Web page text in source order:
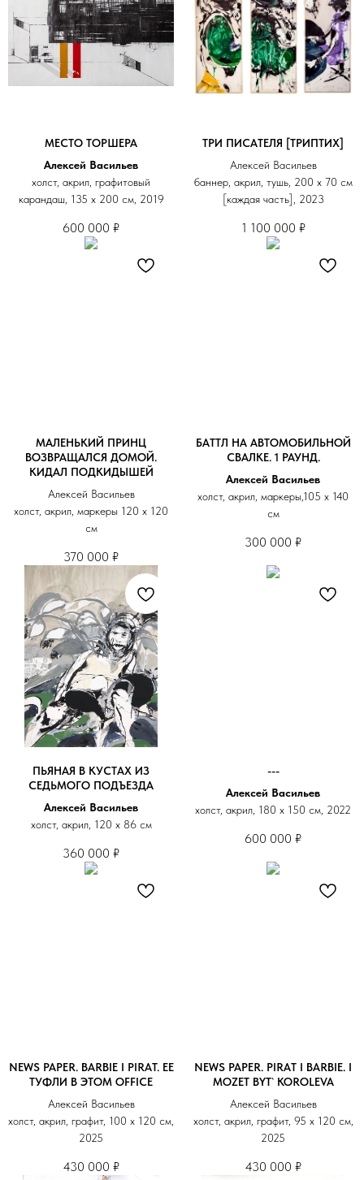
МЕСТО ТОРШЕРА
Алексей Васильев
холст, акрил, графитовый
карандаш, 135 х 200 см, 2019
600 000 ₽
ТРИ ПИСАТЕЛЯ [ТРИПТИХ]
Алексей Васильев
баннер, акрил, тушь, 200 х 70 см
[каждая часть], 2023
1 100 000 ₽
МАЛЕНЬКИЙ ПРИНЦ
ВОЗВРАЩАЛСЯ ДОМОЙ.
КИДАЛ ПОДКИДЫШЕЙ
Алексей Васильев
холст, акрил, маркеры 120 х 120
см
370 000 ₽
БАТТЛ НА АВТОМОБИЛЬНОЙ
СВАЛКЕ. 1 РАУНД.
Алексей Васильев
холст, акрил, маркеры,105 х 140
см
300 000 ₽
ПЬЯНАЯ В КУСТАХ ИЗ
СЕДЬМОГО ПОДЪЕЗДА
Алексей Васильев
холст, акрил, 120 х 86 см
360 000 ₽
---
Алексей Васильев
холст, акрил, 180 х 150 см, 2022
600 000 ₽
NEWS PAPER. BARBIE I PIRAT. ЕЕ
ТУФЛИ В ЭТОМ OFFICE
Алексей Васильев
холст, акрил, графит, 100 х 120 см,
2025
430 000 ₽
NEWS PAPER. PIRAT I BARBIE. I
MOZET BYT` KOROLEVA
Алексей Васильев
холст, акрил, графит, 95 х 120 см,
2025
430 000 ₽